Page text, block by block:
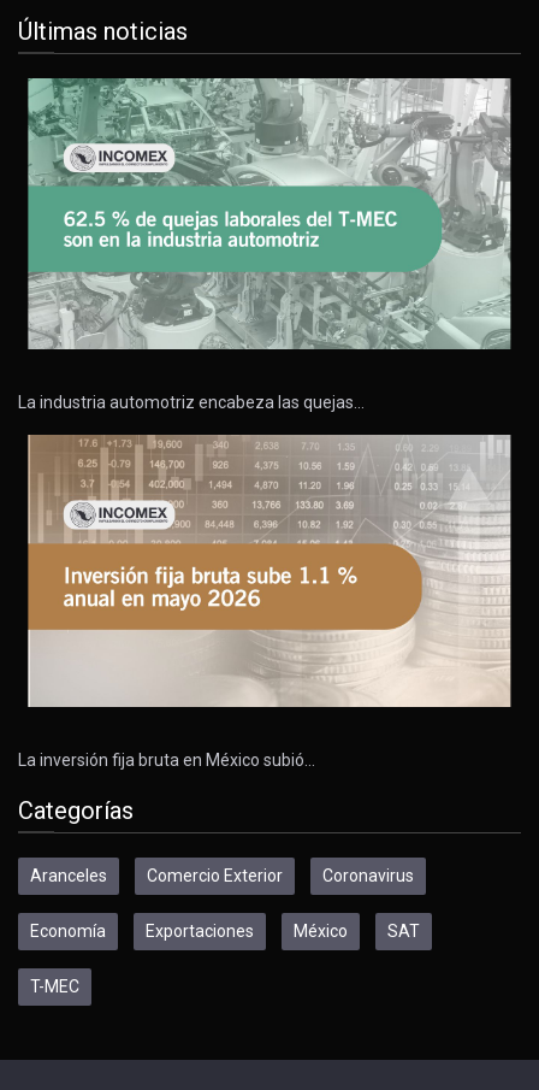
Últimas noticias
La industria automotriz encabeza las quejas…
La inversión fija bruta en México subió…
Categorías
Aranceles Comercio Exterior Coronavirus
Economía Exportaciones México SAT
T-MEC